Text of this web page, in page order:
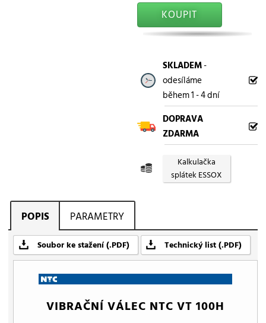
KOUPIT
SKLADEM-
odesíláme
během 1 - 4 dní
DOPRAVA
ZDARMA
Kalkulačka
splátek ESSOX
POPIS PARAMETRY
Soubor ke stažení (.PDF) Technický list (.PDF)
VIBRAČNÍ VÁLEC NTC VT 100H